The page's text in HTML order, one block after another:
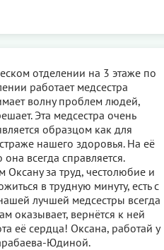
отделении на 3 этаже по
работает медсестра
волну проблем людей,
Эта медсестра очень
образцом как для
нашего здоровья. На её
всегда справляется.
за труд, честолюбие и
в трудную минуту, есть с
лучшей медсестры всегда
оказывает, вернётся к ней
её сердца! Оксана, работай у
Юдиной.